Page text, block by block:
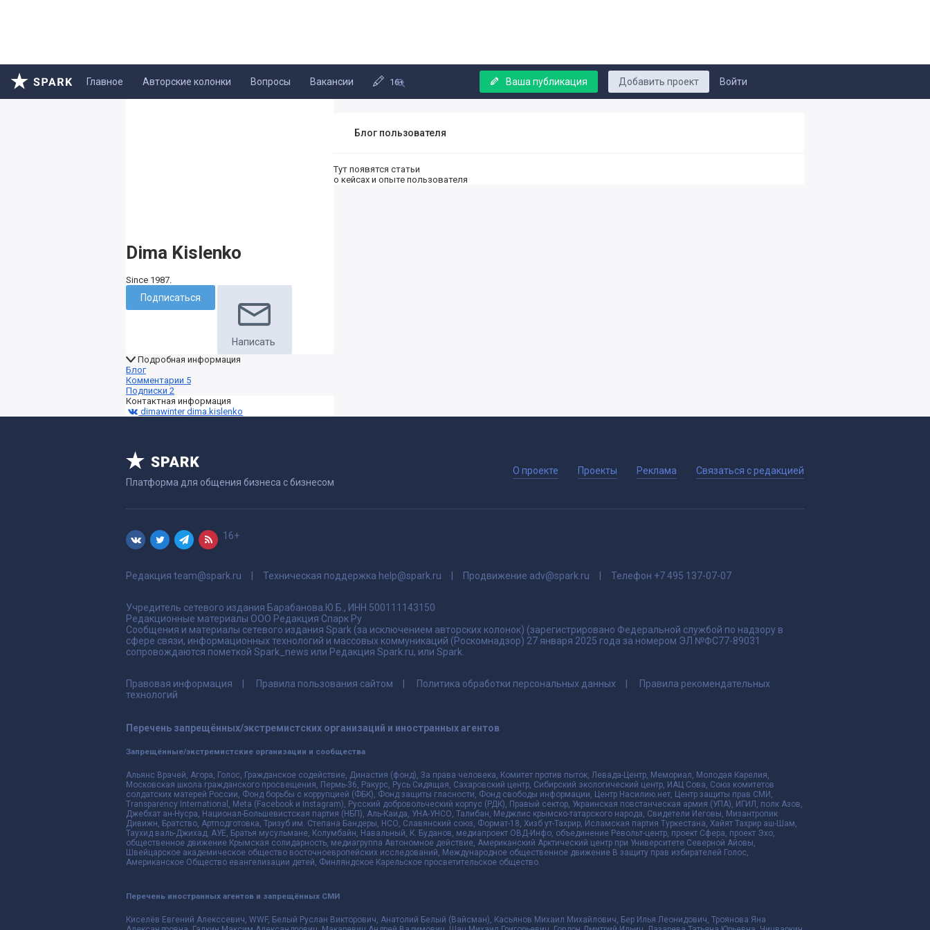
Войти
Добавить проект
Главное Авторские колонки Вопросы Вакансии Ваша публикация
16+
Dima Kislenko
Since 1987.
Подписаться
Написать
Подробная информация
Блог
Комментарии 5
Подписки 2
Контактная информация
dimawinterdima.kislenko
Блог пользователя
Тут появятся статьи
о кейсах и опыте пользователя
Платформа для общения бизнеса с бизнесом
О проекте Проекты Реклама Связаться с редакцией
16+
Редакция team@spark.ru Техническая поддержка help@spark.ru Продвижение adv@spark.ru Телефон +7 495 137-07-07
Учредитель сетевого издания Барабанова.Ю.Б., ИНН 500111143150
Редакционные материалы ООО Редакция Спарк Ру
Сообщения и материалы сетевого издания Spark (за исключением авторских колонок) (зарегистрировано Федеральной службой по надзору в
сфере связи, информационных технологий и массовых коммуникаций (Роскомнадзор) 27 января 2025 года за номером ЭЛ №ФС77-89031
сопровождаются пометкой Spark_news или Редакция Spark.ru, или Spark.
Правовая информация Правила пользования сайтом Политика обработки персональных данных
Правила рекомендательных
технологий
Перечень запрещённых/экстремистских организаций и иностранных агентов
Запрещённые/экстремистские организации и сообщества
Альянс Врачей, Агора, Голос, Гражданское содействие, Династия (фонд), За права человека, Комитет против пыток, Левада-Центр, Мемориал, Молодая Карелия,
Московская школа гражданского просвещения, Пермь-36, Ракурс, Русь Сидящая, Сахаровский центр, Сибирский экологический центр, ИАЦ Сова, Союз комитетов
солдатских матерей России, Фонд борьбы с коррупцией (ФБК), Фонд защиты гласности, Фонд свободы информации, Центр Насилию.нет, Центр защиты прав СМИ,
Transparency International, Meta (Facebook и Instagram), Русский добровольческий корпус (РДК), Правый сектор, Украинская повстанческая армия (УПА), ИГИЛ, полк Азов,
Джебхат ан-Нусра, Национал-Большевистская партия (НБП), Аль-Каида, УНА-УНСО, Талибан, Меджлис крымско-татарского народа, Свидетели Иеговы, Мизантропик
Дивижн, Братство, Артподготовка, Тризуб им. Степана Бандеры, НСО, Славянский союз, Формат-18, Хизб ут-Тахрир, Исламская партия Туркестана, Хайят Тахрир аш-Шам,
Таухид валь-Джихад, АУЕ, Братья мусульмане, Колумбайн, Навальный, К. Буданов, медиапроект ОВД-Инфо, объединение Револьт-центр, проект Сфера, проект Эхо,
общественное движение Крымская солидарность, медиагруппа Автономное действие, Американский Арктический центр при Университете Северной Айовы,
Швейцарское академическое общество восточноевропейских исследований, Международное общественное движение В защиту прав избирателей Голос,
Американское Общество евангелизации детей, Финляндское Карельское просветительское общество.
Перечень иностранных агентов и запрещённых СМИ
Киселёв Евгений Алекссевич, WWF, Белый Руслан Викторович, Анатолий Белый (Вайсман), Касьянов Михаил Михайлович, Бер Илья Леонидович, Троянова Яна